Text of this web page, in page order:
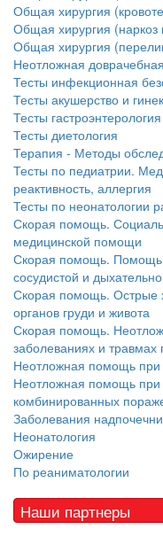
Общая хирургия
Общая хирургия
Общая хирургия
Неотложная
Тесты инфекционная
Тесты акушерство и
Тесты гастроэнтерология
Тесты диетология
Терапия - Методы
Тесты по педиатрии.
реактивность, аллергия
Тесты по неонатологии
Скорая помощь.
медицинской помощи
Скорая помощь. Помощь
сосудистой и
Скорая помощь. Острые
органов груди и живота
Скорая помощь.
заболеваниях и травмах
Неотложная помощь при
Неотложная помощь при
комбинированных
Заболевания
Неонатология
Ожирение
По реаниматологии
Наши партнеры